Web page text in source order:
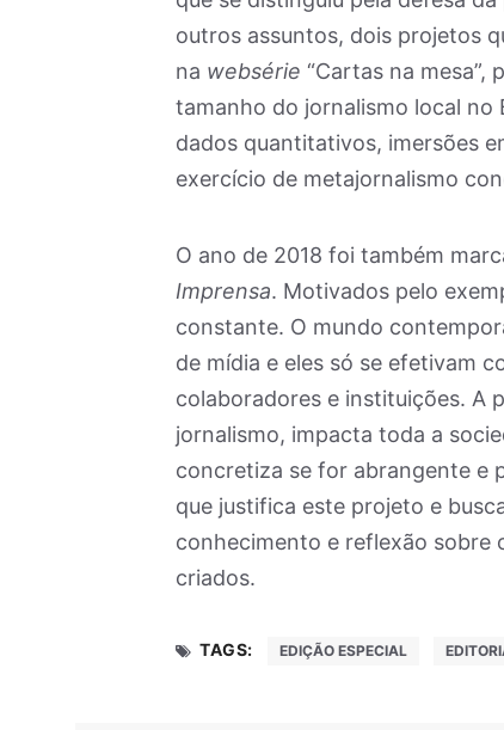
outros assuntos, dois projetos
na websérie “Cartas na mesa”,
tamanho do jornalismo local no
dados quantitativos, imersões
exercício de metajornalismo
O ano de 2018 foi também
Imprensa. Motivados pelo
constante. O mundo
de mídia e eles só se efetivam
colaboradores e instituições. A
jornalismo, impacta toda a
concretiza se for abrangente e
que justifica este projeto e
conhecimento e reflexão sobre
criados.
TAGS: EDIÇÃO ESPECIAL